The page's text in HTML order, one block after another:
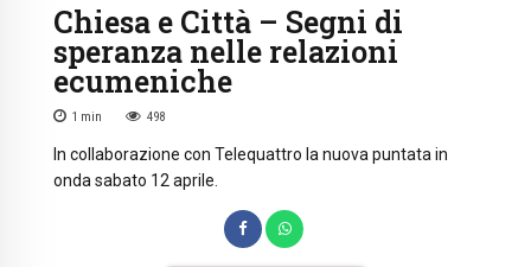
Chiesa e Città – Segni di
speranza nelle relazioni
ecumeniche
1 min 498
In collaborazione con Telequattro la nuova puntata in
onda sabato 12 aprile.